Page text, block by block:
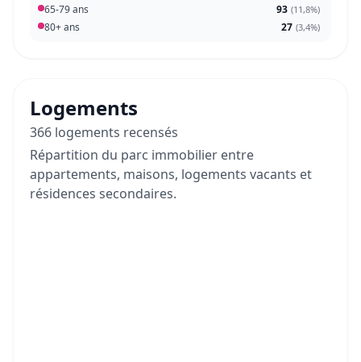
65-79 ans 93 (11,8%)
80+ ans 27 (3,4%)
Logements
366 logements recensés
Répartition du parc immobilier entre
appartements, maisons, logements vacants et
résidences secondaires.